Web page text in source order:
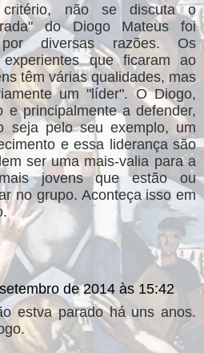
critério, não se discuta o
do Diogo Mateus foi
por diversas razões. Os
que ficaram ao
têm várias qualidades, mas
um "líder". O Diogo,
e principalmente a defender,
seja pelo seu exemplo, um
e essa liderança são
ser uma mais-valia para a
jovens que estão ou
no grupo. Aconteça isso em
de 2014 às 15:42
estva parado há uns anos.